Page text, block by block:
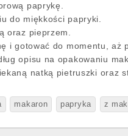
paprykę.
do miękkości papryki.
oraz pieprzem.
i gotować do momentu, aż
opisu na opakowaniu
natką pietruszki oraz
makaron papryka z